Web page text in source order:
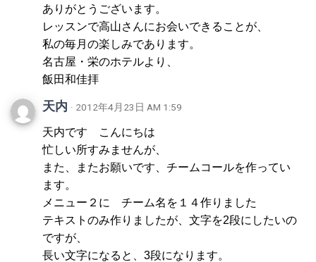
ありがとうございます。
レッスンで高山さんにお会いできることが、
私の毎月の楽しみであります。
名古屋・栄のホテルより、
飯田和佳拝
天内 · 2012年4月23日 AM 1:59
天内です こんにちは
忙しい所すみませんが、
また、またお願いです、チームコールを作ってい
ます。
メニュー２に チーム名を１４作りました
テキストのみ作りましたが、文字を2段にしたいの
ですが、
長い文字になると、3段になります。